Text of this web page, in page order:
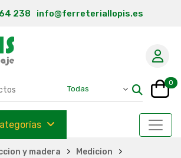
238 info@ferreteriallopis.es
0
y madera
Medicion